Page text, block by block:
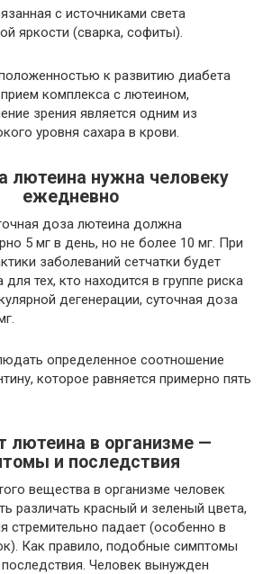
с источниками света
яркости (сварка, софиты).
к развитию диабета
комплекса с лютеином,
зрения является одним из
уровня сахара в крови.
лютеина нужна человеку
ежедневно
доза лютеина должна
5 мг в день, но не более 10 мг. При
заболеваний сетчатки будет
тех, кто находится в группе риска
дегенерации, суточная доза
определенное соотношение
которое равняется примерно пять
лютеина в организме —
и последствия
вещества в организме человек
различать красный и зеленый цвета,
стремительно падает (особенно в
Как правило, подобные симптомы
Человек вынужден